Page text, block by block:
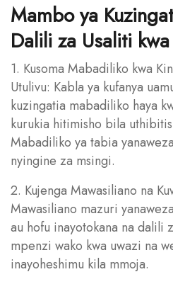
Mambo ya
Dalili za Usaliti
1. Kusoma Mabadiliko kwa
Utulivu: Kabla ya kufanya
kuzingatia mabadiliko haya
kurukia hitimisho bila
Mabadiliko ya tabia
nyingine za msingi.
2. Kujenga Mawasiliano na
Mawasiliano mazuri
au hofu inayotokana na dalili
mpenzi wako kwa uwazi na
inayoheshimu kila mmoja.